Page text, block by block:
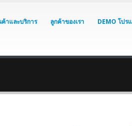
าและบริการ ลูกค้าของเรา DEMO โปร